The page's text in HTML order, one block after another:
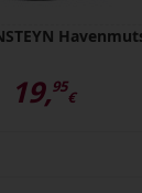
19,95
€